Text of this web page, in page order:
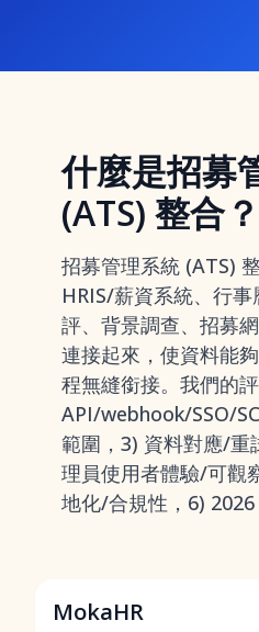
什麼是招募
(ATS) 整合？
招募管理系統 (ATS)
HRIS/薪資系統、行
評、背景調查、招募
連接起來，使資料能
程無縫銜接。我們的
API/webhook/SSO/
範圍，3) 資料對應/重
理員使用者體驗/可觀
地化/合規性，6) 2026
MokaHR